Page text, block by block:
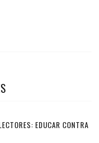
EDUCAR CONTRA